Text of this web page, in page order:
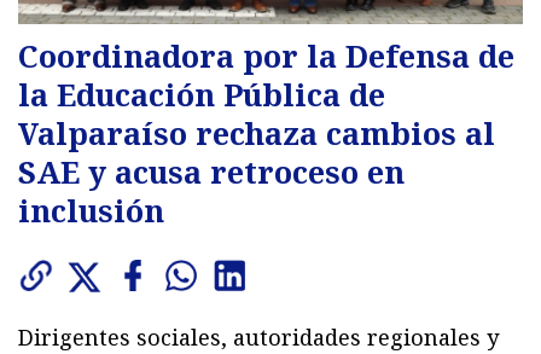
Coordinadora por la Defensa de
la Educación Pública de
Valparaíso rechaza cambios al
SAE y acusa retroceso en
inclusión
Dirigentes sociales, autoridades regionales y